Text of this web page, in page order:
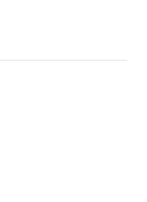
woorden! We zijn blij
Geniet ervan!